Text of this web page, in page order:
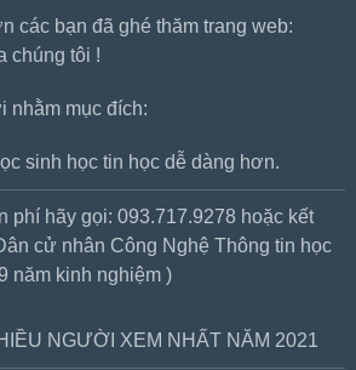
các bạn đã ghé thăm trang web:
chúng tôi !
nhằm mục đích:
sinh học tin học dễ dàng hơn.
hãy gọi: 093.717.9278 hoặc kết
cử nhân Công Nghệ Thông tin học
năm kinh nghiệm )
NGƯỜI XEM NHẤT NĂM 2021